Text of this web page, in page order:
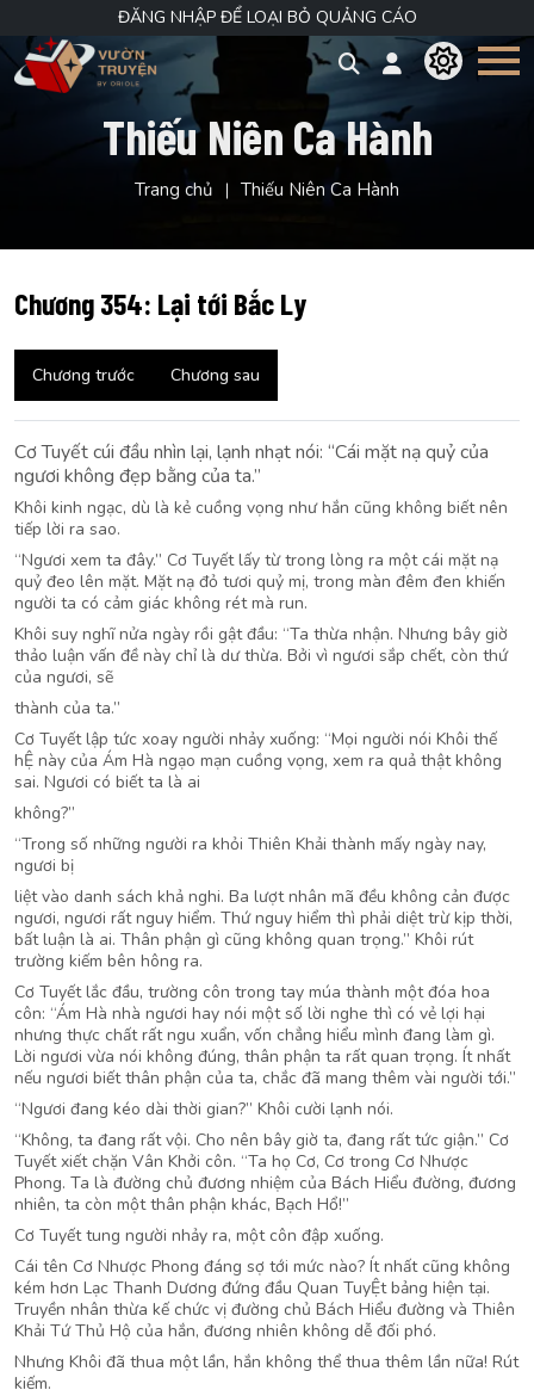
ĐĂNG NHẬP ĐỂ LOẠI BỎ QUẢNG CÁO
Thiếu Niên Ca Hành
Trang chủ Thiếu Niên Ca Hành
Chương 354: Lại tới Bắc Ly
Chương trước Chương sau
Cơ Tuyết cúi đầu nhìn lại, lạnh nhạt nói: “Cái mặt nạ quỷ của
ngươi không đẹp bằng của ta.”
Khôi kinh ngạc, dù là kẻ cuồng vọng như hắn cũng không biết nên
tiếp lời ra sao.
“Ngươi xem ta đây.” Cơ Tuyết lấy từ trong lòng ra một cái mặt nạ
quỷ đeo lên mặt. Mặt nạ đỏ tươi quỷ mị, trong màn đêm đen khiến
người ta có cảm giác không rét mà run.
Khôi suy nghĩ nửa ngày rồi gật đầu: “Ta thừa nhận. Nhưng bây giờ
thảo luận vấn đề này chỉ là dư thừa. Bởi vì ngươi sắp chết, còn thứ
của ngươi, sẽ
thành của ta.”
Cơ Tuyết lập tức xoay người nhảy xuống: “Mọi người nói Khôi thế
hỆ này của Ám Hà ngạo mạn cuồng vọng, xem ra quả thật không
sai. Ngươi có biết ta là ai
không?”
“Trong số những người ra khỏi Thiên Khải thành mấy ngày nay,
ngươi bị
liệt vào danh sách khả nghi. Ba lượt nhân mã đều không cản được
ngươi, ngươi rất nguy hiểm. Thứ nguy hiểm thì phải diệt trừ kịp thời,
bất luận là ai. Thân phận gì cũng không quan trọng.” Khôi rút
trường kiếm bên hông ra.
Cơ Tuyết lắc đầu, trường côn trong tay múa thành một đóa hoa
côn: “Ám Hà nhà ngươi hay nói một số lời nghe thì có vẻ lợi hại
nhưng thực chất rất ngu xuẩn, vốn chẳng hiểu mình đang làm gì.
Lời ngươi vừa nói không đúng, thân phận ta rất quan trọng. Ít nhất
nếu ngươi biết thân phận của ta, chắc đã mang thêm vài người tới.”
“Ngươi đang kéo dài thời gian?” Khôi cười lạnh nói.
“Không, ta đang rất vội. Cho nên bây giờ ta, đang rất tức giận.” Cơ
Tuyết xiết chặn Vân Khởi côn. “Ta họ Cơ, Cơ trong Cơ Nhược
Phong. Ta là đường chủ đương nhiệm của Bách Hiểu đường, đương
nhiên, ta còn một thân phận khác, Bạch Hổ!”
Cơ Tuyết tung người nhảy ra, một côn đập xuống.
Cái tên Cơ Nhược Phong đáng sợ tới mức nào? Ít nhất cũng không
kém hơn Lạc Thanh Dương đứng đầu Quan TuyỆt bảng hiện tại.
Truyền nhân thừa kế chức vị đường chủ Bách Hiểu đường và Thiên
Khải Tứ Thủ Hộ của hắn, đương nhiên không dễ đối phó.
Nhưng Khôi đã thua một lần, hắn không thể thua thêm lần nữa! Rút
kiếm.